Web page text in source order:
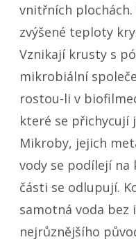
vnitřních
zvýšené teploty
Vznikají krusty s
mikrobiální
rostou-li v
které se přichycují
Mikroby, jejich
vody se podílejí na
části se odlupují.
samotná voda bez
nejrůznějšího